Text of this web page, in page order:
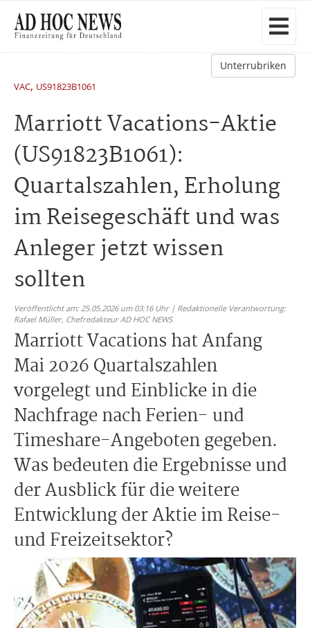
Unterrubriken
VAC, US91823B1061
Marriott Vacations-Aktie
(US91823B1061):
Quartalszahlen, Erholung
im Reisegeschäft und was
Anleger jetzt wissen
sollten
Veröffentlicht am: 25.05.2026 um 03:16 Uhr | Redaktionelle Verantwortung:
Rafael Müller, Chefredakteur AD HOC NEWS
Marriott Vacations hat Anfang
Mai 2026 Quartalszahlen
vorgelegt und Einblicke in die
Nachfrage nach Ferien- und
Timeshare-Angeboten gegeben.
Was bedeuten die Ergebnisse und
der Ausblick für die weitere
Entwicklung der Aktie im Reise-
und Freizeitsektor?